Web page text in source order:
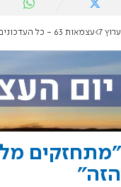
ערוץ 7 עצמאות 63 - כל העדכונים
"מתחזקים
הזה"